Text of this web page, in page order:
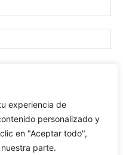
experiencia de
personalizado y
en "Aceptar todo",
parte.